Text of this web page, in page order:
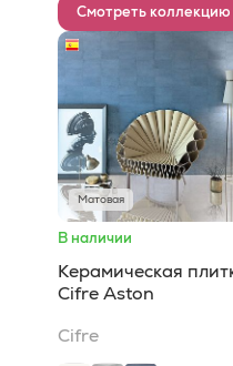
Смотреть коллекцию
Матовая
В наличии
Керамическая
Cifre Aston
Cifre